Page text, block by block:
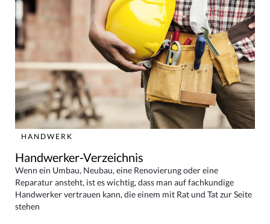
HANDWERK
Handwerker-Verzeichnis
Wenn ein Umbau, Neubau, eine Renovierung oder eine
Reparatur ansteht, ist es wichtig, dass man auf fachkundige
Handwerker vertrauen kann, die einem mit Rat und Tat zur Seite
stehen